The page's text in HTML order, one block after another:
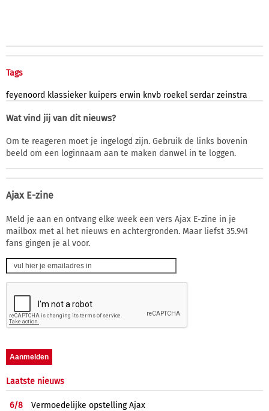
Tags
feyenoord klassieker kuipers erwin knvb roekel serdar zeinstra
Wat vind jij van dit nieuws?
Om te reageren moet je ingelogd zijn. Gebruik de links bovenin
beeld om een loginnaam aan te maken danwel in te loggen.
Ajax E-zine
Meld je aan en ontvang elke week een vers Ajax E-zine in je
mailbox met al het nieuws en achtergronden. Maar liefst 35.941
fans gingen je al voor.
Laatste nieuws
6/8
Vermoedelijke opstelling Ajax